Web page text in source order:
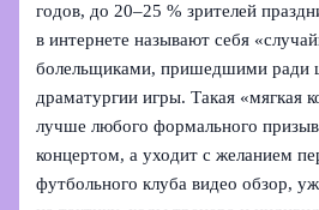
годов, до 20–25 % зрителей
в интернете называют себя
болельщиками, пришедшими ради
драматургии игры. Такая «мягкая
лучше любого формального
концертом, а уходит с желанием
футбольного клуба видео обзор,